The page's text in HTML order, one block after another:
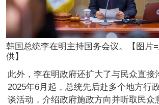
韩国总统李在明主持国务会议。【图片
供】
此外，李在明政府还扩大了与民众直接
2025年6月起，总统先后赴多个地方行
谈活动，介绍政府施政方向并听取民众